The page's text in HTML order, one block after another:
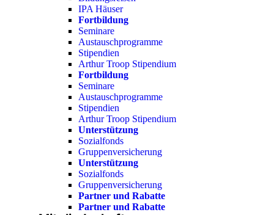
IPA Häuser
Fortbildung
Seminare
Austauschprogramme
Stipendien
Arthur Troop Stipendium
Fortbildung
Seminare
Austauschprogramme
Stipendien
Arthur Troop Stipendium
Unterstützung
Sozialfonds
Gruppenversicherung
Unterstützung
Sozialfonds
Gruppenversicherung
Partner und Rabatte
Partner und Rabatte